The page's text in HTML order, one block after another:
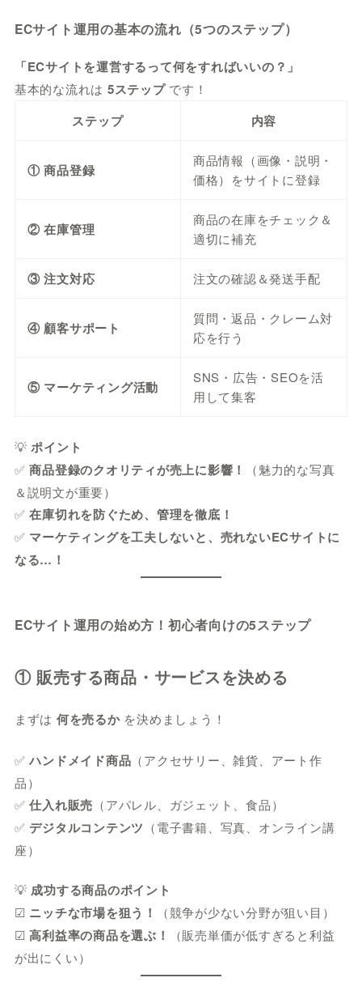
ECサイト運用の基本の流れ（5つのステップ）
「ECサイトを運営するって何をすればいいの？」
基本的な流れは 5ステップです！
ステップ 内容
① 商品登録
商品情報（画像・説明・
価格）をサイトに登録
② 在庫管理
商品の在庫をチェック＆
適切に補充
③ 注文対応 注文の確認＆発送手配
④ 顧客サポート
質問・返品・クレーム対
応を行う
⑤ マーケティング活動
SNS・広告・SEOを活
用して集客
💡 ポイント
✅商品登録のクオリティが売上に影響！
（魅力的な写真
＆説明文が重要）
✅在庫切れを防ぐため、管理を徹底！
✅ マーケティングを工夫しないと、売れないECサイトに
なる…！
ECサイト運用の始め方！初心者向けの5ステップ
① 販売する商品・サービスを決める
まずは 何を売るかを決めましょう！
✅ハンドメイド商品 （アクセサリー、雑貨、アート作
品）
✅仕入れ販売 （アパレル、ガジェット、食品）
✅デジタルコンテンツ （電子書籍、写真、オンライン講
座）
💡 成功する商品のポイント
☑ ニッチな市場を狙う！
（競争が少ない分野が狙い目）
☑高利益率の商品を選ぶ！
（販売単価が低すぎると利益
が出にくい）